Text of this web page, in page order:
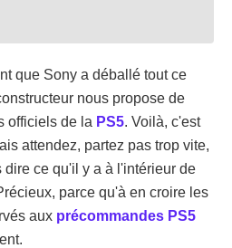
que Sony a déballé tout ce
nous propose de
officiels de la PS5. Voilà, c'est
attendez, partez pas trop vite,
ce qu'il y a à l'intérieur de
parce qu'à en croire les
aux précommandes PS5